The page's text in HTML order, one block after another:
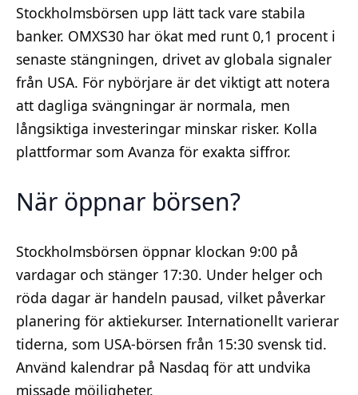
Stockholmsbörsen upp lätt tack vare stabila
banker. OMXS30 har ökat med runt 0,1 procent i
senaste stängningen, drivet av globala signaler
från USA. För nybörjare är det viktigt att notera
att dagliga svängningar är normala, men
långsiktiga investeringar minskar risker. Kolla
plattformar som Avanza för exakta siffror.
När öppnar börsen?
Stockholmsbörsen öppnar klockan 9:00 på
vardagar och stänger 17:30. Under helger och
röda dagar är handeln pausad, vilket påverkar
planering för aktiekurser. Internationellt varierar
tiderna, som USA-börsen från 15:30 svensk tid.
Använd kalendrar på Nasdaq för att undvika
missade möjligheter.